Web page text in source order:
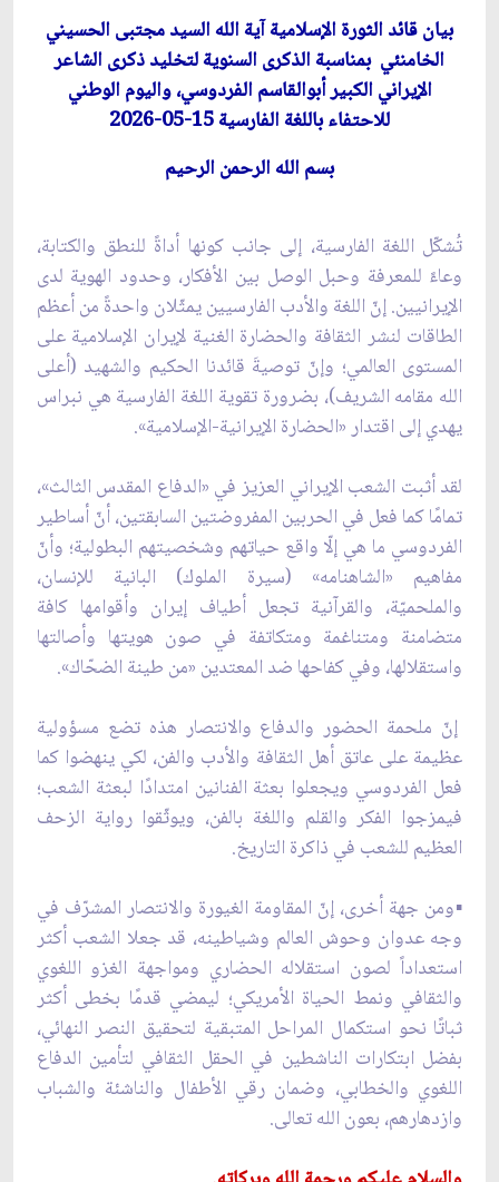
بيانقائد الثورة الإسلامية آية الله السيد مجتبى الحسيني
الخامنئي بمناسبة الذكرى السنوية لتخليد ذكرى الشاعر
الإيراني الكبير أبوالقاسم الفردوسي، واليوم الوطني
للاحتفاء باللغة الفارسية 15-05-2026
بسم الله الرحمن الرحيم
تُشكّل اللغة الفارسية، إلى جانب كونها أداةً للنطق والكتابة،
وعاءً للمعرفة وحبل الوصل بين الأفكار، وحدود الهوية لدى
الإيرانيين. إنّ اللغة والأدب الفارسيين يمثّلان واحدةً من أعظم
الطاقات لنشر الثقافة والحضارة الغنية لإيران الإسلامية على
المستوى العالمي؛ وإنّ توصيةَ قائدنا الحكيم والشهيد (أعلى
الله مقامه الشريف)، بضرورة تقوية اللغة الفارسية هي نبراس
يهدي إلى اقتدار «الحضارة الإيرانية-الإسلامية».
لقد أثبت الشعب الإيراني العزيز في «الدفاع المقدس الثالث»،
تمامًا كما فعل في الحربين المفروضتين السابقتين، أنّ أساطير
الفردوسي ما هي إلّا واقع حياتهم وشخصيتهم البطولية؛ وأنّ
مفاهيم «الشاهنامه» (سيرة الملوك) البانية للإنسان،
والملحميّة، والقرآنية تجعل أطياف إيران وأقوامها كافة
متضامنة ومتناغمة ومتكاتفة في صون هويتها وأصالتها
واستقلالها، وفي كفاحها ضد المعتدين «من طينة الضحّاك».
إنّ ملحمة الحضور والدفاع والانتصار هذه تضع مسؤولية
عظيمة على عاتق أهل الثقافة والأدب والفن، لكي ينهضوا كما
فعل الفردوسي ويجعلوا بعثة الفنانين امتدادًا لبعثة الشعب؛
فيمزجوا الفكر والقلم واللغة بالفن، ويوثّقوا رواية الزحف
العظيم للشعب في ذاكرة التاريخ.
▪️ومن جهة أخرى، إنّ المقاومة الغيورة والانتصار المشرّف في
وجه عدوان وحوش العالم وشياطينه، قد جعلا الشعب أكثر
استعداداً لصون استقلاله الحضاري ومواجهة الغزو اللغوي
والثقافي ونمط الحياة الأمريكي؛ ليمضي قدمًا بخطى أكثر
ثباتًا نحو استكمال المراحل المتبقية لتحقيق النصر النهائي،
بفضل ابتكارات الناشطين في الحقل الثقافي لتأمين الدفاع
اللغوي والخطابي، وضمان رقي الأطفال والناشئة والشباب
وازدهارهم، بعون الله تعالى.